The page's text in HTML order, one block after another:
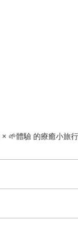
× 🌱體驗 的療癒小旅